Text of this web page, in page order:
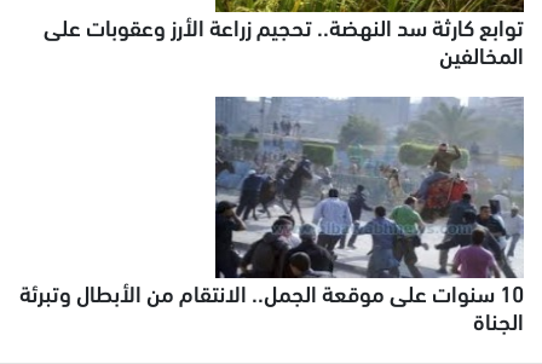
توابع كارثة سد النهضة.. تحجيم زراعة الأرز وعقوبات على
المخالفين
10 سنوات على موقعة الجمل.. الانتقام من الأبطال وتبرئة
الجناة